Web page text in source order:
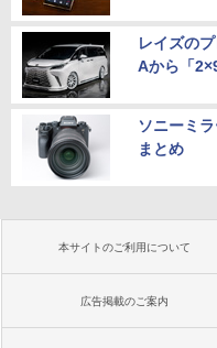
レイズの
Aから「
ソニーミ
まとめ
本サイトのご利用について
広告掲載のご案内